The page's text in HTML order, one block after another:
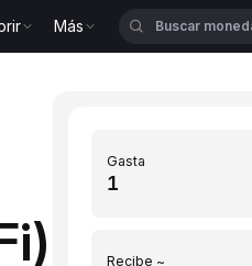
Más
Gasta
Recibe ~